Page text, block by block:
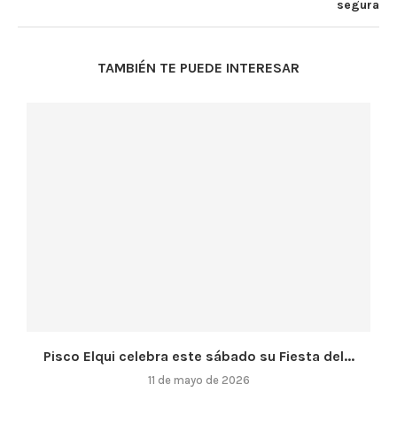
segura
TAMBIÉN TE PUEDE INTERESAR
Pisco Elqui celebra este sábado su Fiesta del...
11 de mayo de 2026